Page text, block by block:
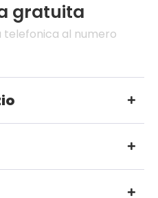
gratuita
telefonica al numero